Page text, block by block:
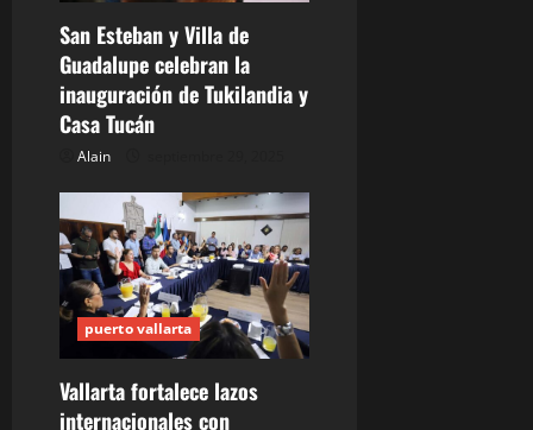
e
e
n
t
r
a
d
a
San Esteban y Villa de
Guadalupe celebran la
inauguración de Tukilandia y
Casa Tucán
Alain
puerto vallarta
Vallarta fortalece lazos
internacionales con